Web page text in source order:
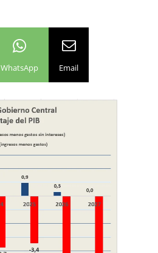
WhatsApp Email